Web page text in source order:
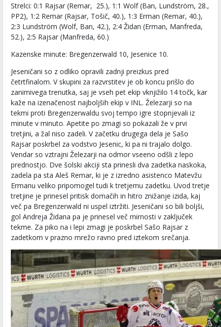
Strelci: 0:1 Rajsar (Remar, 25.), 1:1 Wolf (Ban, Lundström, 28.,
PP2), 1:2 Remar (Rajsar, Tošič, 40.), 1:3 Erman (Remar, 40.),
2:3 Lundström (Wolf, Ban, 42.), 2:4 Židan (Erman, Manfreda,
52.), 2:5 Rajsar (Manfreda, 60.)
Kazenske minute: Bregenzerwald 10, Jesenice 10.
Jeseničani so z odliko opravili zadnji preizkus pred
četrtfinalom. V skupini za razvrstitev je ob koncu prišlo do
zanimivega trenutka, saj je vseh pet ekip vknjižilo 14 točk, kar
kaže na izenačenost najboljših ekip v INL. Železarji so na
tekmi proti Bregenzerwaldu svoj tempo igre stopnjevali iz
minute v minuto. Apetite po zmagi so pokazali že v prvi
tretjini, a žal niso zadeli. V začetku drugega dela je Sašo
Rajsar poskrbel za vodstvo Jesenic, ki pa ni trajalo dolgo.
Vendar so vztrajni Železarji na odmor vseeno odšli z lepo
prednostjo. Dve šolski akciji sta prinesli dva zadetka naskoka,
zadela pa sta Aleš Remar, ki je z izredno asistenco Matevžu
Ermanu veliko pripomogel tudi k tretjemu zadetku. Uvod tretje
tretjine je prinesel pritisk domačih in hitro znižanje izida, kaj
več pa Bregenzerwald ni uspel iztržiti. Jeseničani so bili boljši,
gol Andreja Židana pa je prinesel več mirnosti v zaključek
tekme. Za piko na i lepi zmagi je poskrbel Sašo Rajsar z
zadetkom v prazno mrežo ravno pred iztekom srečanja.